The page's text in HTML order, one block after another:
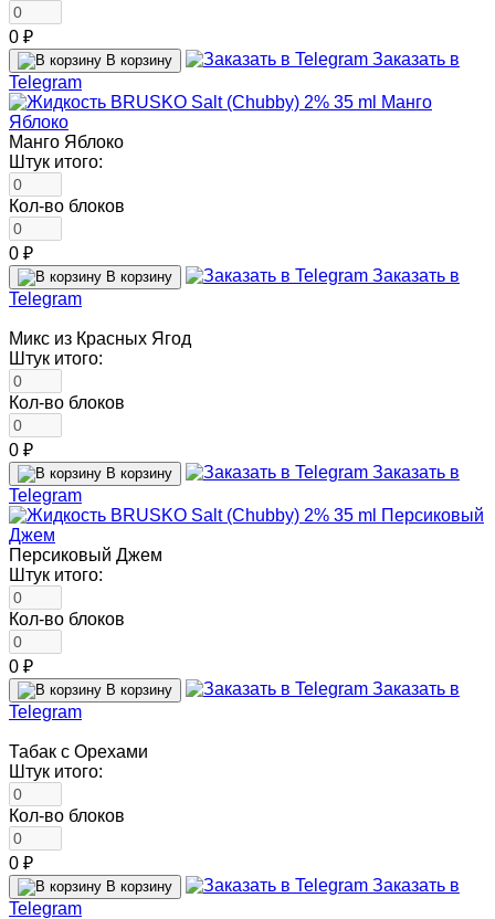
0 ₽
В корзину
Заказать в
Telegram
Манго Яблоко
Штук итого:
Кол-во блоков
0 ₽
В корзину
Заказать в
Telegram
Микс из Красных Ягод
Штук итого:
Кол-во блоков
0 ₽
В корзину
Заказать в
Telegram
Персиковый Джем
Штук итого:
Кол-во блоков
0 ₽
В корзину
Заказать в
Telegram
Табак с Орехами
Штук итого:
Кол-во блоков
0 ₽
В корзину
Заказать в
Telegram